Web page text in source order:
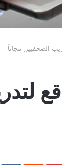
الصحفيين مجاناً